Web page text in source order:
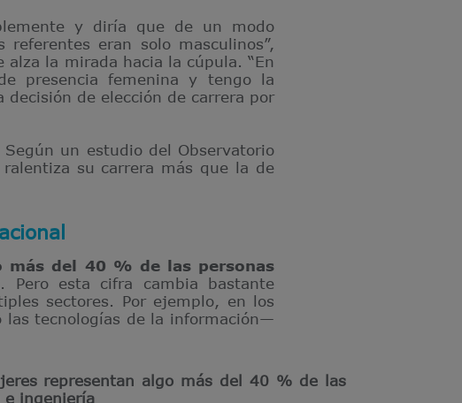
y diría que de un modo
eran solo masculinos”,
alza la mirada hacia la cúpula. “En
presencia femenina y tengo la
de elección de carrera por
Según un estudio del Observatorio
su carrera más que la de
más del 40 % de las personas
Pero esta cifra cambia bastante
sectores. Por ejemplo, en los
las tecnologías de la información—
representan algo más del 40 % de las
e ingeniería